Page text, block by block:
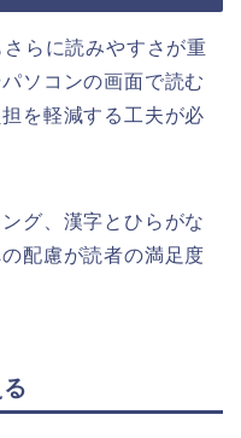
らに読みやすさが重
ソコンの画面で読む
を軽減する工夫が必
グ、漢字とひらがな
配慮が読者の満足度